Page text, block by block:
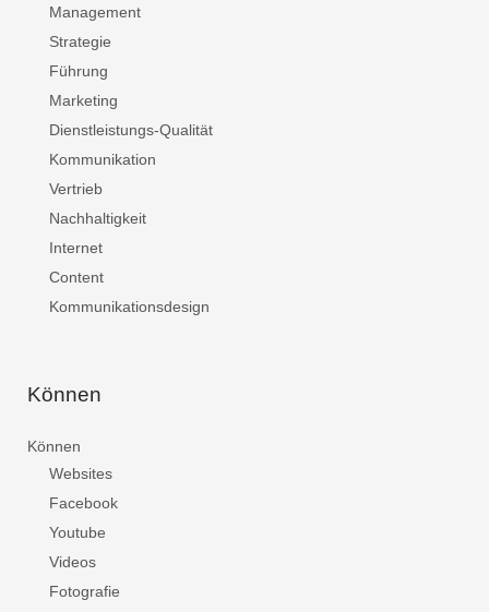
Management
Strategie
Führung
Marketing
Dienstleistungs-Qualität
Kommunikation
Vertrieb
Nachhaltigkeit
Internet
Content
Kommunikationsdesign
Können
Können
Websites
Facebook
Youtube
Videos
Fotografie